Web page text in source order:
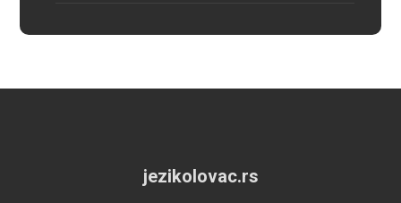
jezikolovac.rs